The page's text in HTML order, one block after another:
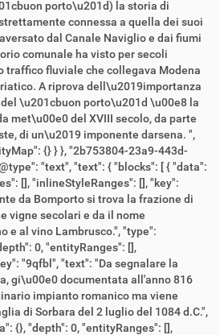
porto\u201d) la storia di
connessa a quella dei suoi
dal Canale Naviglio e dai fiumi
comunale ha visto per secoli
fluviale che collegava Modena
A riprova dell\u2019importanza
\u201cbuon porto\u201d \u00e8 la
met\u00e0 del XVIII secolo, da parte
di un\u2019 imponente darsena. ",
vigne secolari e da il nome
vino Lambrusco.", "type":
gi\u00e0 documentata all'anno 816
impianto romanico ma viene
di Sorbara del 2 luglio del 1084 d.C.",